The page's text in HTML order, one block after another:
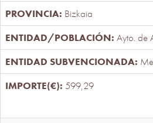
Bizkaia
Ayto. de
599,29